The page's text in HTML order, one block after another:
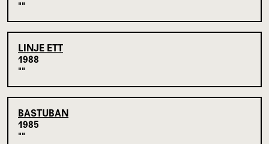
LINJE ETT
1988
BASTUBAN
1985